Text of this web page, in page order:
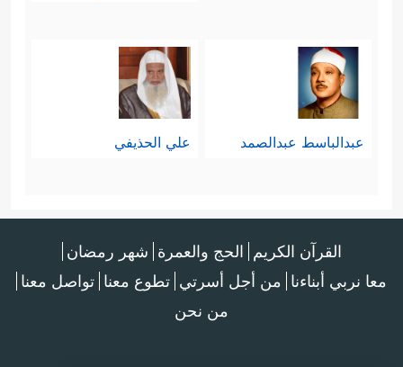
عبدالباسط عبدالصمد علي الحذيفي
القرآن الكريم الحج والعمرة شهر رمضان
معا نربي أبناءنا من أجل أسرتي تطوع معنا تواصل معنا
من نحن